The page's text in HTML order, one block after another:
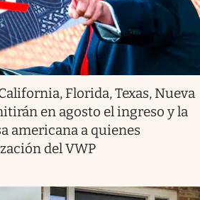
Florida, Texas, Nueva
en agosto el ingreso y la
americana a quienes
del VWP